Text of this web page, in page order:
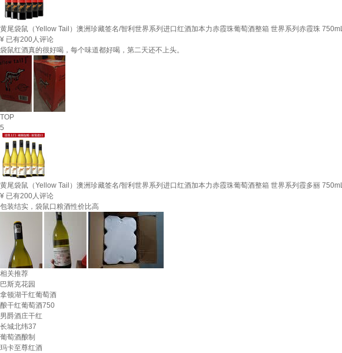
黄尾袋鼠（Yellow Tail）澳洲珍藏签名/智利世界系列进口红酒加本力赤霞珠葡萄酒整箱 世界系列赤霞珠
¥ 已有200人评论
袋鼠红酒真的很好喝，每个味道都好喝，第二天还不上头。
TOP
5
黄尾袋鼠（Yellow Tail）澳洲珍藏签名/智利世界系列进口红酒加本力赤霞珠葡萄酒整箱 世界系列霞多丽
¥ 已有200人评论
包装结实，袋鼠口粮酒性价比高
相关推荐
巴斯克花园
拿顿湖干红葡萄酒
酿干红葡萄酒750
男爵酒庄干红
长城北纬37
葡萄酒酿制
玛卡至尊红酒